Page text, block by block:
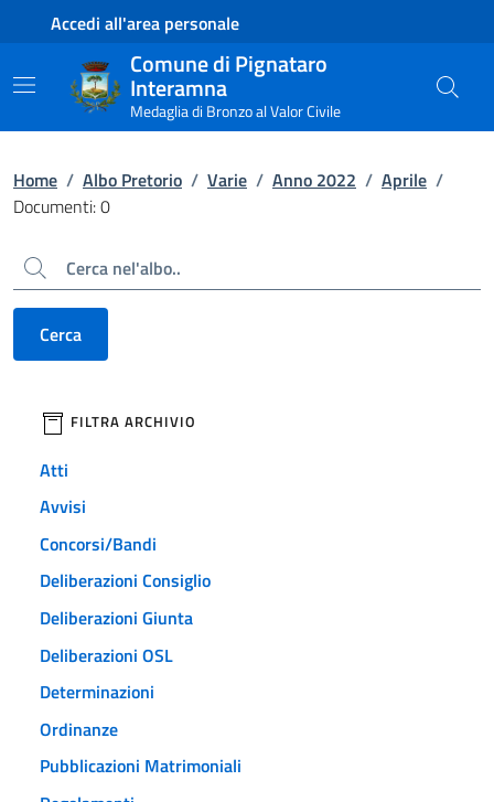
Contenuto principale
Piede di paginaAccedi all'area personale
Comune di Pignataro
Interamna
Medaglia di Bronzo al Valor Civile
Home / Albo Pretorio / Varie / Anno 2022 / Aprile /
Documenti: 0
Cerca
Cerca
filtri da applicare
FILTRA ARCHIVIO
Atti
Avvisi
Concorsi/Bandi
Deliberazioni Consiglio
Deliberazioni Giunta
Deliberazioni OSL
Determinazioni
Ordinanze
Pubblicazioni Matrimoniali